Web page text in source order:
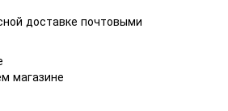
доставке почтовыми
магазине